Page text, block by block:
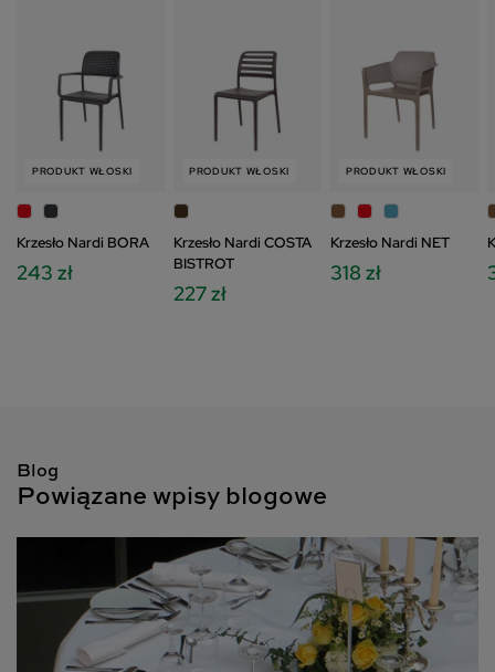
PRODUKT WŁOSKI
Krzesło Nardi BORA
243 zł
PRODUKT WŁOSKI
Krzesło Nardi COSTA
BISTROT
227 zł
PRODUKT WŁOSKI
Krzesło Nardi NET
318 zł
Blog
Powiązane wpisy blogowe